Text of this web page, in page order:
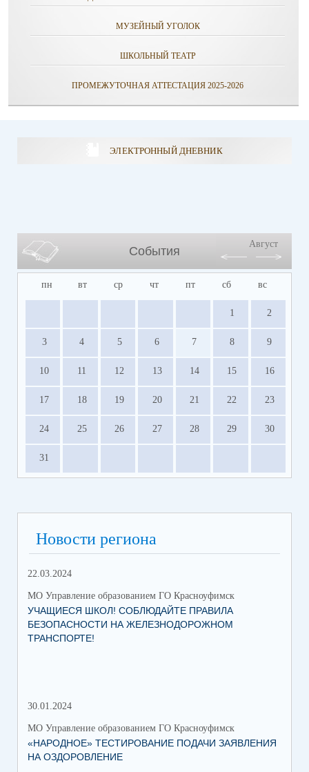
МУЗЕЙНЫЙ УГОЛОК
ШКОЛЬНЫЙ ТЕАТР
ПРОМЕЖУТОЧНАЯ АТТЕСТАЦИЯ 2025-2026
ЭЛЕКТРОННЫЙ ДНЕВНИК
События
Август
пн вт ср чт пт сб вс
1 2
3 4 5 6 7 8 9
10 11 12 13 14 15 16
17 18 19 20 21 22 23
24 25 26 27 28 29 30
31
Новости региона
22.03.2024
МО Управление образованием ГО Красноуфимск
УЧАЩИЕСЯ ШКОЛ! СОБЛЮДАЙТЕ ПРАВИЛА
БЕЗОПАСНОСТИ НА ЖЕЛЕЗНОДОРОЖНОМ
ТРАНСПОРТЕ!
30.01.2024
МО Управление образованием ГО Красноуфимск
«НАРОДНОЕ» ТЕСТИРОВАНИЕ ПОДАЧИ ЗАЯВЛЕНИЯ
НА ОЗДОРОВЛЕНИЕ